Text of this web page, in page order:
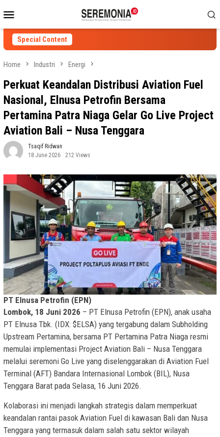
to
contentMenu
Special Content
Home Industri Energi
Perkuat Keandalan Distribusi Aviation Fuel
Nasional, Elnusa Petrofin Bersama
Pertamina Patra Niaga Gelar Go Live Project
Aviation Bali – Nusa Tenggara
Tsaqif Ridwan
18 June 2026
212 Views
PT Elnusa Petrofin (EPN)
Lombok, 18 Juni 2026 – PT Elnusa Petrofin (EPN), anak usaha
PT Elnusa Tbk. (IDX: $ELSA) yang tergabung dalam Subholding
Upstream Pertamina, bersama PT Pertamina Patra Niaga resmi
memulai implementasi Project Aviation Bali – Nusa Tenggara
melalui seremoni Go Live yang diselenggarakan di Aviation Fuel
Terminal (AFT) Bandara Internasional Lombok (BIL), Nusa
Tenggara Barat pada Selasa, 16 Juni 2026.
Kolaborasi ini menjadi langkah strategis dalam memperkuat
keandalan rantai pasok Aviation Fuel di kawasan Bali dan Nusa
Tenggara yang termasuk dalam salah satu sektor wilayah